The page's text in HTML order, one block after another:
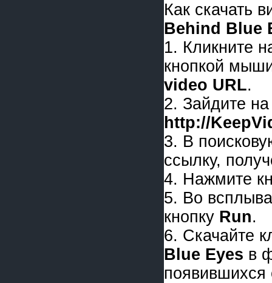
Как скачать
Behind Blue
1. Кликните
кнопкой
video URL.
2. Зайдите на
http://
3. В
ссылку,
4. Нажмите
5. Во
кнопку Run.
6. Скачайте
Blue Eyes в
появившихся